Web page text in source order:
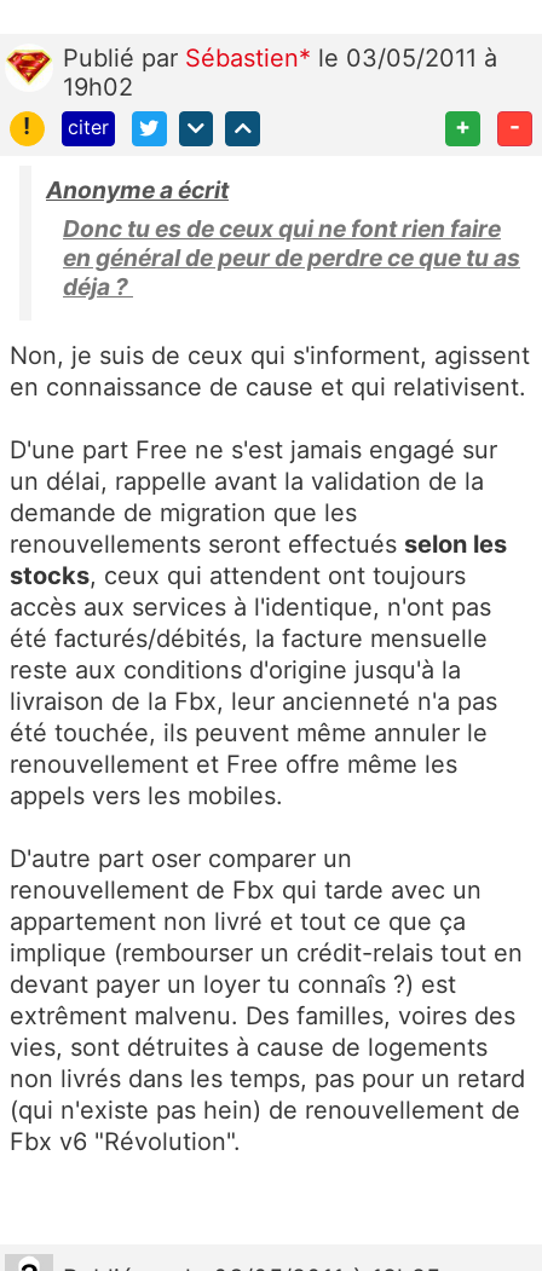
Publié par Sébastien* le 03/05/2011 à
19h02
!
citer + -
Anonyme a écrit
Donc tu es de ceux qui ne font rien faire
en général de peur de perdre ce que tu as
déja ?
Non, je suis de ceux qui s'informent, agissent
en connaissance de cause et qui relativisent.
D'une part Free ne s'est jamais engagé sur
un délai, rappelle avant la validation de la
demande de migration que les
renouvellements seront effectués selon les
stocks, ceux qui attendent ont toujours
accès aux services à l'identique, n'ont pas
été facturés/débités, la facture mensuelle
reste aux conditions d'origine jusqu'à la
livraison de la Fbx, leur ancienneté n'a pas
été touchée, ils peuvent même annuler le
renouvellement et Free offre même les
appels vers les mobiles.
D'autre part oser comparer un
renouvellement de Fbx qui tarde avec un
appartement non livré et tout ce que ça
implique (rembourser un crédit-relais tout en
devant payer un loyer tu connaîs ?) est
extrêment malvenu. Des familles, voires des
vies, sont détruites à cause de logements
non livrés dans les temps, pas pour un retard
(qui n'existe pas hein) de renouvellement de
Fbx v6 "Révolution".